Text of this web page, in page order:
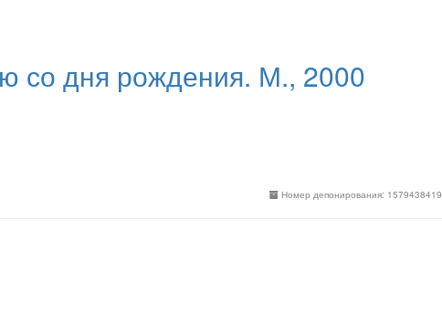
дня рождения. М., 2000
Номер депонирования: 1579438419